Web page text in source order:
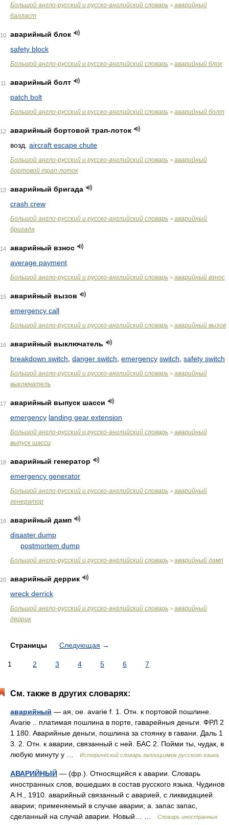
Большой англо-русский и русско-английский словарь > аварийный
балласт
10
аварийный блок
safety block
Большой англо-русский и русско-английский словарь > аварийный блок
11
аварийный болт
patch bolt
Большой англо-русский и русско-английский словарь > аварийный болт
12
аварийный бортовой трап-лоток
возд. aircraft escape chute
Большой англо-русский и русско-английский словарь > аварийный
бортовой трап-лоток
13
аварийный бригада
crash crew
Большой англо-русский и русско-английский словарь > аварийный
бригада
14
аварийный взнос
average payment
Большой англо-русский и русско-английский словарь > аварийный взнос
15
аварийный вызов
emergency call
Большой англо-русский и русско-английский словарь > аварийный вызов
16
аварийный выключатель
breakdown switch danger switch emergency switch safety switch
Большой англо-русский и русско-английский словарь > аварийный
выключатель
17
аварийный выпуск шасси
emergency landing gear extension
Большой англо-русский и русско-английский словарь > аварийный
выпуск шасси
18
аварийный генератор
emergency generator
Большой англо-русский и русско-английский словарь > аварийный
генератор
19
аварийный дамп
disaster dump
postmortem dump
Большой англо-русский и русско-английский словарь > аварийный дамп
20
аварийный деррик
wreck derrick
Большой англо-русский и русско-английский словарь > аварийный
деррик
Страницы Следующая →
1 2 3 4 5 6 7
См. также в других словарях:
аварийный — ая, ое. avarie f. 1. Отн. к портовой пошлине.
Avarie .. платимая пошлина в порте, гаварейныя деньги. ФРЛ 2
1 180. Аварийные деньги, пошлина за стоянку в гавани. Даль 1
3. 2. Отн. к аварии, связанный с ней. БАС 2. Пойми ты, чудак, в
любую минуту у …
Исторический словарь галлицизмов русского языка
АВАРИЙНЫЙ — (фр.). Относящийся к аварии. Словарь
иностранных слов, вошедших в состав русского языка. Чудинов
А.Н., 1910. аварийный связанный с аварией, с ликвидацией
аварии; применяемый в случае аварии; а. запас запас,
сделанный на случай аварии. Новый… …
Словарь иностранных